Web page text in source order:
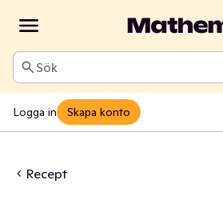
Sök
Logga in Skapa konto
Recept